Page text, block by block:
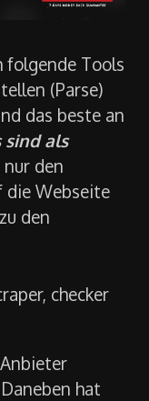
folgende Tools
(Parse)
das beste an
sind als
den
die Webseite
den
checker
hat